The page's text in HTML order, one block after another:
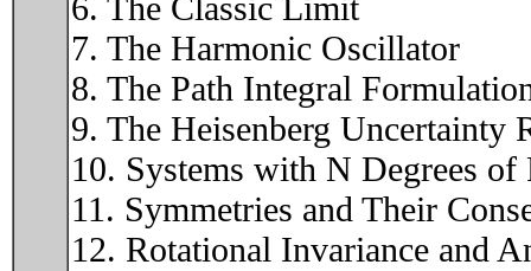
6. The Classic Limit
7. The Harmonic Oscillator
8. The Path Integral
9. The Heisenberg Uncertainty
10. Systems with N Degrees of
11. Symmetries and Their
12. Rotational Invariance and